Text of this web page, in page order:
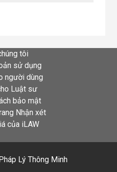
tôi
sử dụng
người dùng
Luật sư
bảo mật
Nhận xét
của iLAW
Lý Thông Minh